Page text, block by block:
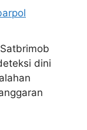
dini